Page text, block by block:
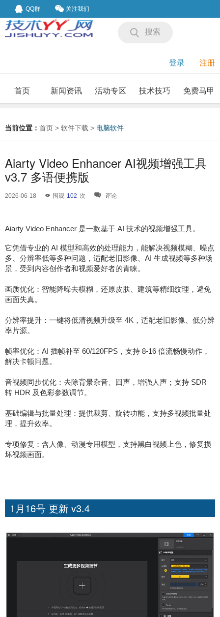
QQ群 关注我们
搜索
登录 注册
首页 新闻资讯 活动专区 技术技巧 免费马甲
当前位置： 首页 > 软件下载 > 电脑软件
Aiarty Video Enhancer AI视频增强工具
v3.7 多语便携版
2026-06-18 围观 102 次 评论
Aiarty Video Enhancer 是一款基于 AI 技术的视频增强工具。
它凭借专业的 AI 模型和高效的处理能力，能解决视频模糊、噪点
多、分辨率低等多种问题，适配老旧影像、AI 生成视频等多种场
景，受到内容创作者和视频爱好者的青睐。
画质优化：智能降噪去模糊，还原皮肤、建筑等精细纹理，避免
画面失真。
分辨率提升：一键将低清视频升级至 4K，适配老旧影像、低分辨
率片源。
帧率优化：AI 插帧补至 60/120FPS，支持 8-16 倍流畅慢动作，
解决卡顿问题。
音视频同步优化：去除背景杂音、回声，增强人声；支持 SDR
转 HDR 及色彩参数调节。
基础编辑与批量处理：提供裁剪、旋转功能，支持多视频批量处
理，提升效率。
专项修复：含人像、动漫专用模型，支持黑白视频上色，修复损
坏视频画面。
1月16号 更新 v3.4